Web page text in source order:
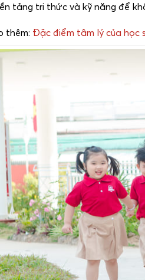
tảng tri thức và kỹ năng để
thêm: Đặc điểm tâm lý của học